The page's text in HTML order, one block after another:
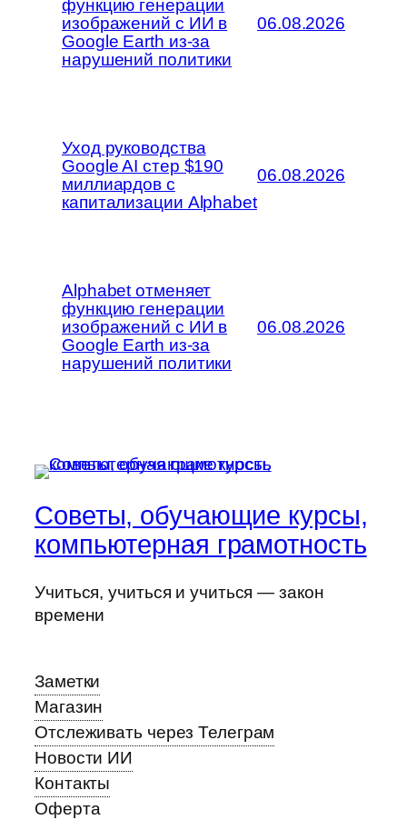
функцию генерации
изображений с ИИ в
Google Earth из-за
нарушений политики
06.08.2026
Уход руководства
Google AI стер $190
миллиардов с
капитализации Alphabet
06.08.2026
Alphabet отменяет
функцию генерации
изображений с ИИ в
Google Earth из-за
нарушений политики
06.08.2026
Советы, обучающие курсы,
компьютерная грамотность
Учиться, учиться и учиться — закон
времени
Заметки
Магазин
Отслеживать через Телеграм
Новости ИИ
Контакты
Оферта